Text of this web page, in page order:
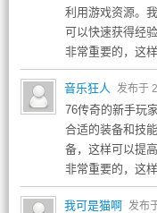
利用游戏资源。
可以快速获得经
非常重要的，这
音乐狂人 发布于
76传奇的新手玩
合适的装备和技
备，这样可以提
非常重要的，这
我可是猫啊 发布